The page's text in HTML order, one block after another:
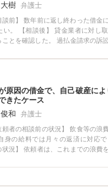
樹 弁護士
談前】 数年前に返し終わった借金
い。 【相談後】 貸金業者に対し
ことを確認した。 過払金請求の訴
過払い金の減額を求めてきて、支
。 訴訟を提起したほうが、結果的
払金の元本だけでなく、支払日ま
が高まります。 最後の借入れや返
りますので、お早めにご相談くださ
原因の借金で、自己破産によ
きたケース
和
弁護士
頼者の相談前の状況】 飲食等の浪
身の給料では月々の返済に対応で
状況】 依頼者は、これまでの浪費
ました。速やかに自己破産を申し